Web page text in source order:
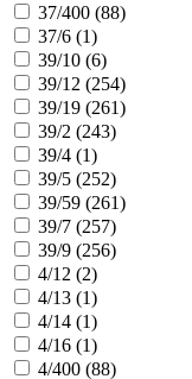
37/400 (88)
37/6 (1)
39/10 (6)
39/12 (254)
39/19 (261)
39/2 (243)
39/4 (1)
39/5 (252)
39/59 (261)
39/7 (257)
39/9 (256)
4/12 (2)
4/13 (1)
4/14 (1)
4/16 (1)
4/400 (88)